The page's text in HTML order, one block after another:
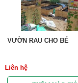
VƯỜN RAU CHO BÉ
Liên hệ